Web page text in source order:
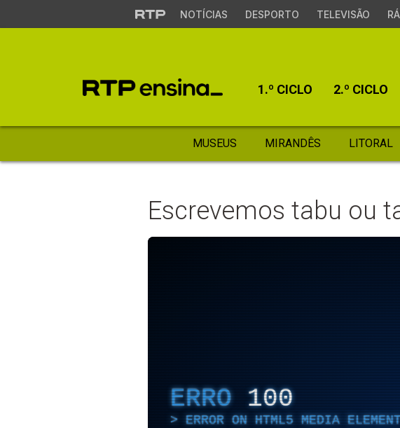
NOTÍCIAS DESPORTO TELEVISÃO
1.º CICLO 2.º CICLO
MUSEUS MIRANDÊS LITORAL
Escrevemos tabu ou
ERRO 100
ERROR ON HTML5 MEDIA